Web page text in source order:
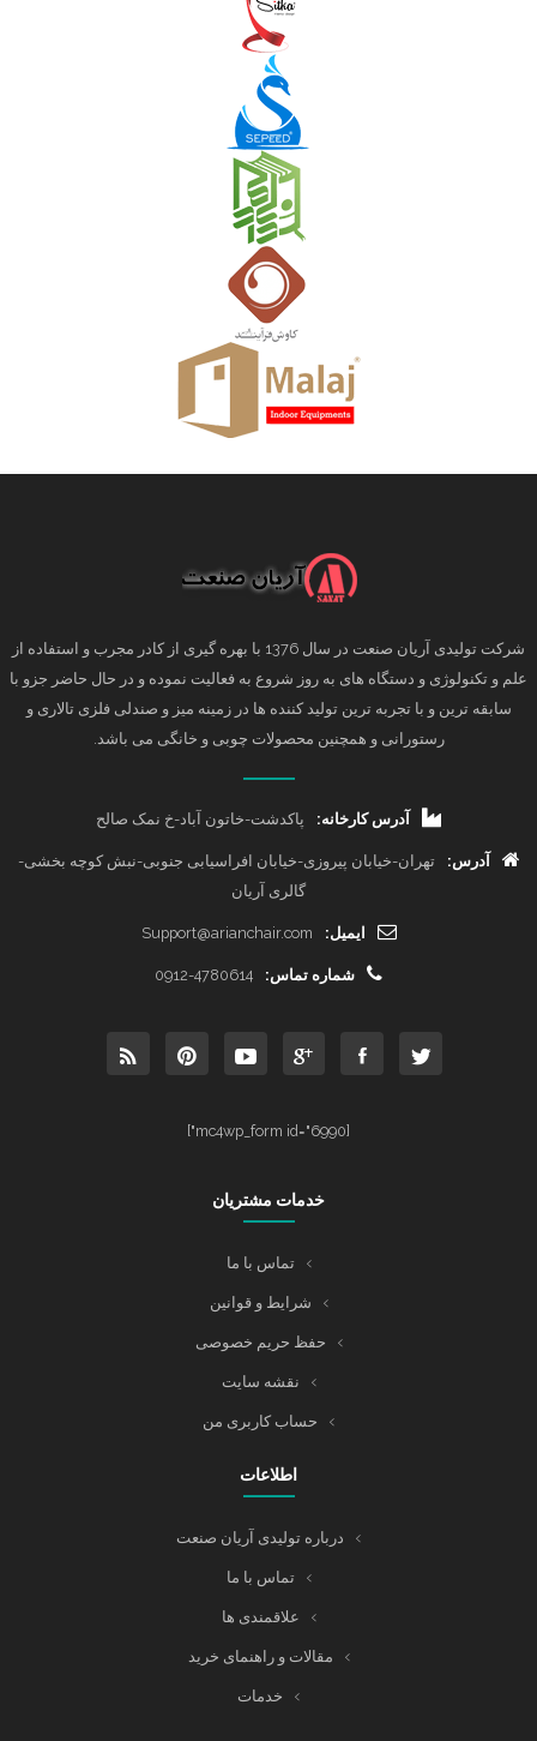
شرکت تولیدی آریان صنعت در سال 1376 با بهره گیری از کادر مجرب و استفاده از
علم و تکنولوژی و دستگاه های به روز شروع به فعالیت نموده و در حال حاضر جزو با
سابقه ترین و با تجربه ترین تولید کننده ها در زمینه میز و صندلی فلزی تالاری و
رستورانی و همچنین محصولات چوبی و خانگی می باشد.
آدرس کارخانه: پاکدشت-خاتون آباد-خ نمک صالح
آدرس:
تهران-خیابان پیروزی-خیابان افراسیابی جنوبی-نبش کوچه بخشی-
گالری آریان
ایمیل: Support@arianchair.com
شماره تماس: 0912-4780614
[mc4wp_form id="6990"]
خدمات مشتریان
تماس با ما
شرایط و قوانین
حفظ حریم خصوصی
نقشه سایت
حساب کاربری من
اطلاعات
درباره تولیدی آریان صنعت
تماس با ما
علاقمندی ها
مقالات و راهنمای خرید
خدمات